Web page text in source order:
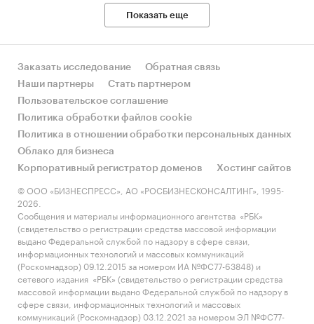
Показать еще
Заказать исследование
Обратная связь
Наши партнеры
Стать партнером
Пользовательское соглашение
Политика обработки файлов cookie
Политика в отношении обработки персональных данных
Облако для бизнеса
Корпоративный регистратор доменов
Хостинг сайтов
© ООО «БИЗНЕСПРЕСС», АО «РОСБИЗНЕСКОНСАЛТИНГ», 1995-
2026.
Сообщения и материалы информационного агентства «РБК»
(свидетельство о регистрации средства массовой информации
выдано Федеральной службой по надзору в сфере связи,
информационных технологий и массовых коммуникаций
(Роскомнадзор) 09.12.2015 за номером ИА №ФС77-63848) и
сетевого издания «РБК» (свидетельство о регистрации средства
массовой информации выдано Федеральной службой по надзору в
сфере связи, информационных технологий и массовых
коммуникаций (Роскомнадзор) 03.12.2021 за номером ЭЛ №ФС77-